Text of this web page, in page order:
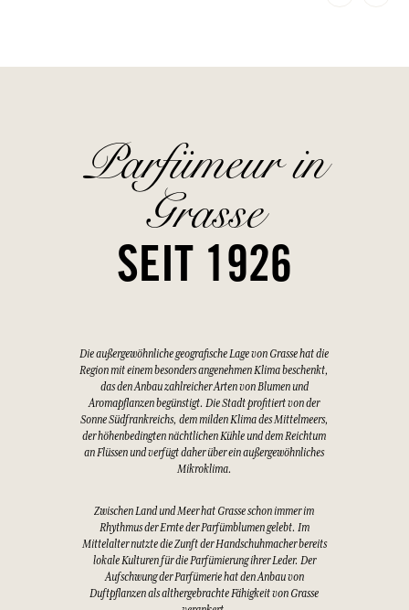
Parfümeur in
Grasse
SEIT 1926
Die außergewöhnliche geografische Lage von Grasse hat die
Region mit einem besonders angenehmen Klima beschenkt,
das den Anbau zahlreicher Arten von Blumen und
Aromapflanzen begünstigt. Die Stadt profitiert von der
Sonne Südfrankreichs, dem milden Klima des Mittelmeers,
der höhenbedingten nächtlichen Kühle und dem Reichtum
an Flüssen und verfügt daher über ein außergewöhnliches
Mikroklima.
Zwischen Land und Meer hat Grasse schon immer im
Rhythmus der Ernte der Parfümblumen gelebt. Im
Mittelalter nutzte die Zunft der Handschuhmacher bereits
lokale Kulturen für die Parfümierung ihrer Leder. Der
Aufschwung der Parfümerie hat den Anbau von
Duftpflanzen als althergebrachte Fähigkeit von Grasse